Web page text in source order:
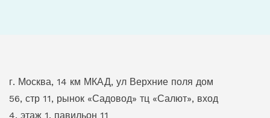
г. Москва, 14 км МКАД, ул Верхние поля дом
56, стр 11, рынок «Садовод» тц «Салют», вход
4, этаж 1, павильон 11